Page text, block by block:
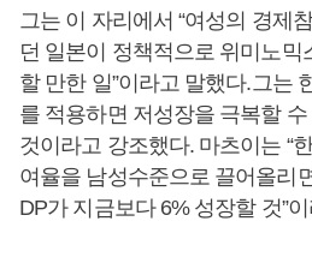
그는 이 자리에서 “여성의 경제
던 일본이 정책적으로 위미노믹
할 만한 일”이라고 말했다.그는
를 적용하면 저성장을 극복할
것이라고 강조했다. 마츠이는 “
여율을 남성수준으로 끌어올리
DP가 지금보다 6% 성장할 것”